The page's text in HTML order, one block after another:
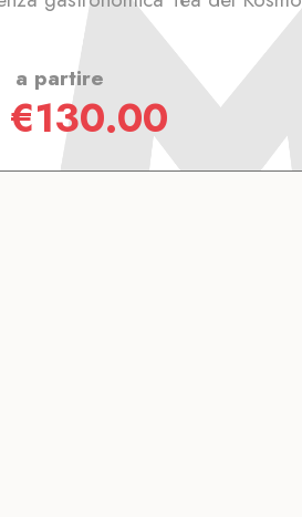
a partire
€130.00